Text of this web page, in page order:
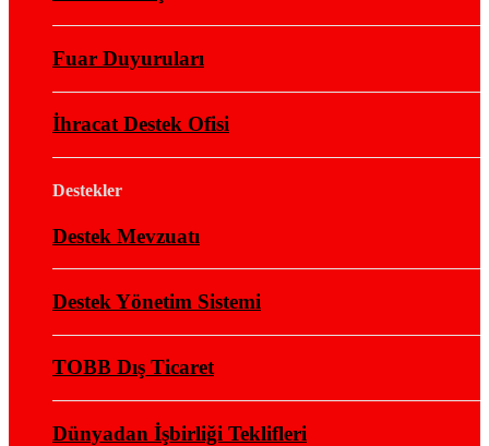
Fuar Duyuruları
İhracat Destek Ofisi
Destekler
Destek Mevzuatı
Destek Yönetim Sistemi
TOBB Dış Ticaret
Dünyadan İşbirliği Teklifleri